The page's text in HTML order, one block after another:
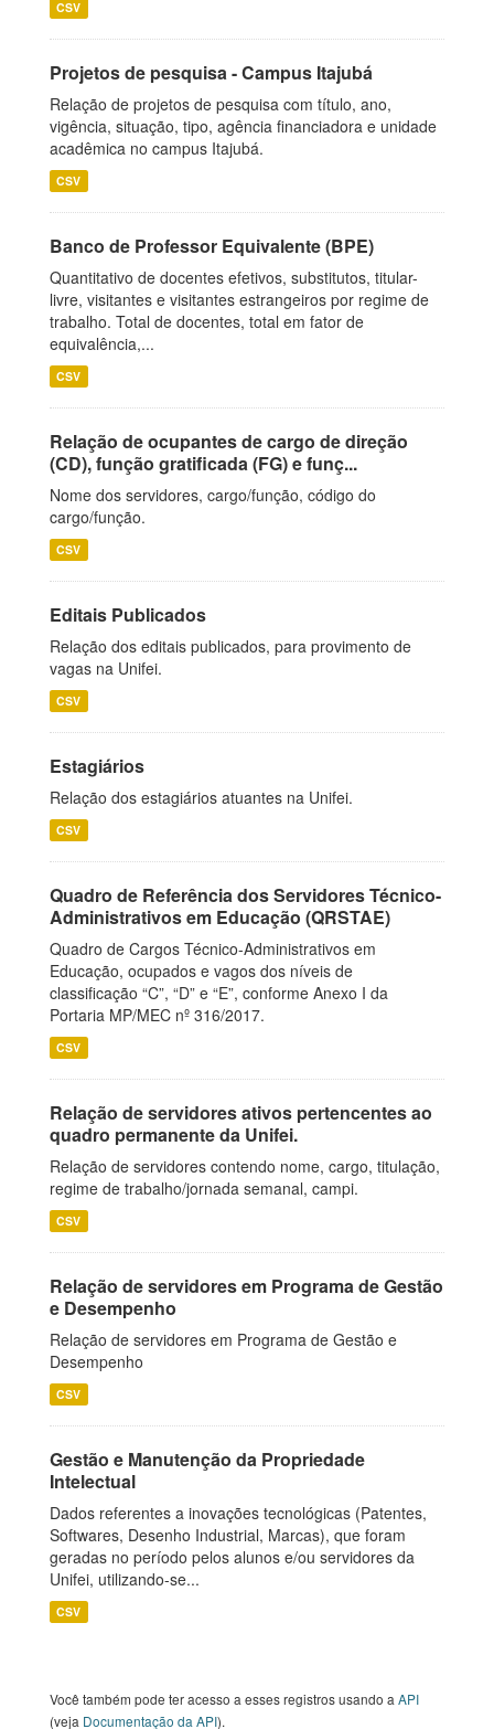
CSV
Projetos de pesquisa - Campus Itajubá
Relação de projetos de pesquisa com título, ano,
vigência, situação, tipo, agência financiadora e unidade
acadêmica no campus Itajubá.
CSV
Banco de Professor Equivalente (BPE)
Quantitativo de docentes efetivos, substitutos, titular-
livre, visitantes e visitantes estrangeiros por regime de
trabalho. Total de docentes, total em fator de
equivalência,...
CSV
Relação de ocupantes de cargo de direção
(CD), função gratificada (FG) e funç...
Nome dos servidores, cargo/função, código do
cargo/função.
CSV
Editais Publicados
Relação dos editais publicados, para provimento de
vagas na Unifei.
CSV
Estagiários
Relação dos estagiários atuantes na Unifei.
CSV
Quadro de Referência dos Servidores Técnico-
Administrativos em Educação (QRSTAE)
Quadro de Cargos Técnico-Administrativos em
Educação, ocupados e vagos dos níveis de
classificação “C”, “D” e “E”, conforme Anexo I da
Portaria MP/MEC nº 316/2017.
CSV
Relação de servidores ativos pertencentes ao
quadro permanente da Unifei.
Relação de servidores contendo nome, cargo, titulação,
regime de trabalho/jornada semanal, campi.
CSV
Relação de servidores em Programa de Gestão
e Desempenho
Relação de servidores em Programa de Gestão e
Desempenho
CSV
Gestão e Manutenção da Propriedade
Intelectual
Dados referentes a inovações tecnológicas (Patentes,
Softwares, Desenho Industrial, Marcas), que foram
geradas no período pelos alunos e/ou servidores da
Unifei, utilizando-se...
CSV
Você também pode ter acesso a esses registros usando a API
(veja Documentação da API).